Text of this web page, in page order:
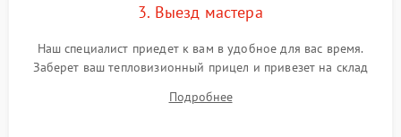
3. Выезд мастера
Наш специалист приедет к вам в удобное для вас время.
Заберет ваш тепловизионный прицел и привезет на склад
Подробнее